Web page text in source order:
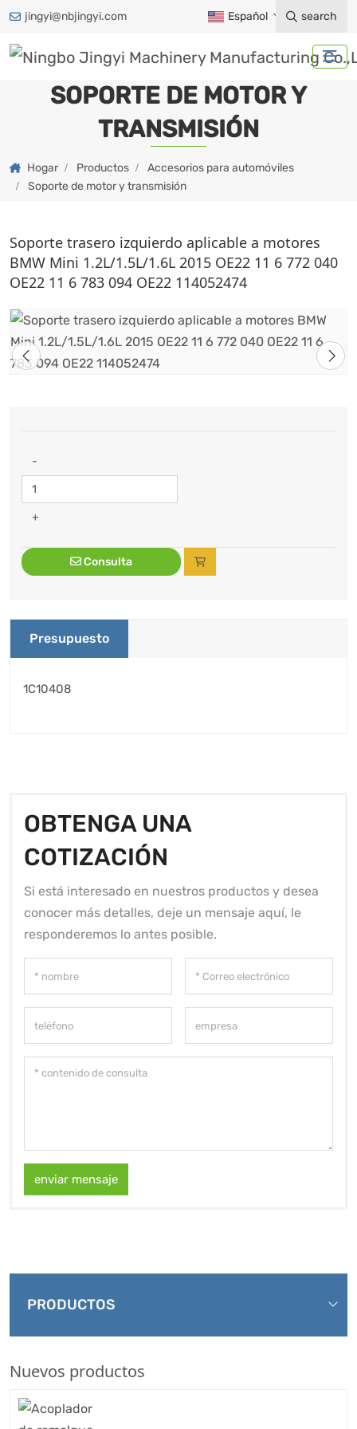
jingyi@nbjingyi.com Español search
SOPORTE DE MOTOR Y
TRANSMISIÓN
Hogar Productos
Accesorios para automóviles
Soporte de motor y transmisión
Soporte trasero izquierdo aplicable a motores
BMW Mini 1.2L/1.5L/1.6L 2015 OE22 11 6 772 040
OE22 11 6 783 094 OE22 114052474
-
+
Consulta
Presupuesto
1C10408
OBTENGA UNA
COTIZACIÓN
Si está interesado en nuestros productos y desea
conocer más detalles, deje un mensaje aquí, le
responderemos lo antes posible.
enviar mensaje
PRODUCTOS
Nuevos productos